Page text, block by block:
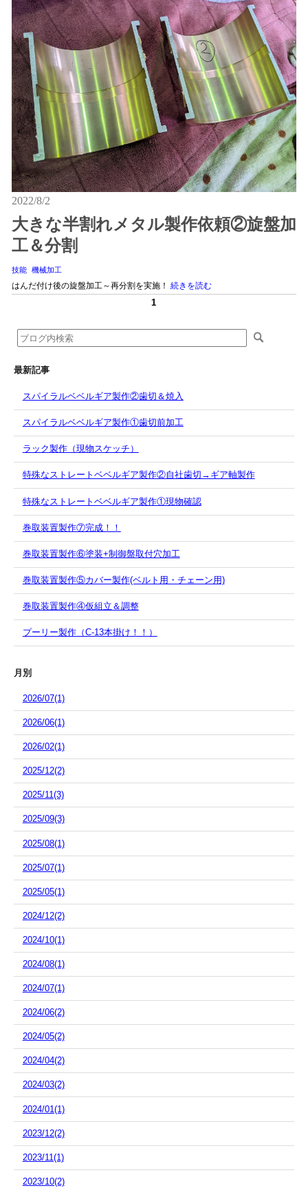
2022/8/2
大きな半割れメタル製作依頼②旋盤加
工＆分割
技能 機械加工
はんだ付け後の旋盤加工～再分割を実施！ 続きを読む
1
最新記事
スパイラルベベルギア製作②歯切＆焼入
スパイラルベベルギア製作①歯切前加工
ラック製作（現物スケッチ）
特殊なストレートベベルギア製作②自社歯切→ギア軸製作
特殊なストレートベベルギア製作①現物確認
巻取装置製作⑦完成！！
巻取装置製作⑥塗装+制御盤取付穴加工
巻取装置製作⑤カバー製作(ベルト用・チェーン用)
巻取装置製作④仮組立＆調整
プーリー製作（C-13本掛け！！）
月別
2026/07(1)
2026/06(1)
2026/02(1)
2025/12(2)
2025/11(3)
2025/09(3)
2025/08(1)
2025/07(1)
2025/05(1)
2024/12(2)
2024/10(1)
2024/08(1)
2024/07(1)
2024/06(2)
2024/05(2)
2024/04(2)
2024/03(2)
2024/01(1)
2023/12(2)
2023/11(1)
2023/10(2)